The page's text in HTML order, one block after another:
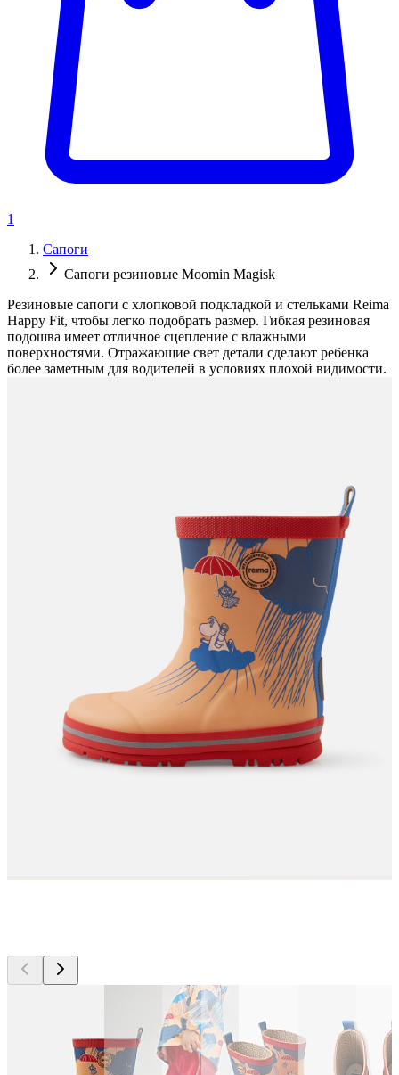
1
Сапоги
Сапоги резиновые Moomin Magisk
Резиновые сапоги с хлопковой подкладкой и стельками Reima
Happy Fit, чтобы легко подобрать размер. Гибкая резиновая
подошва имеет отличное сцепление с влажными
поверхностями. Отражающие свет детали сделают ребенка
более заметным для водителей в условиях плохой видимости.